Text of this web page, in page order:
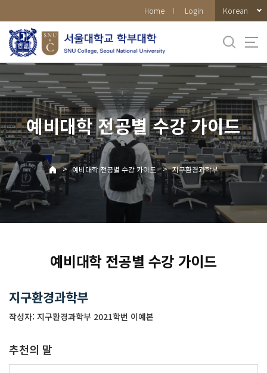
메뉴
Home Login Korean
예비대학 전공별 수강 가이드
> 예비대학 전공별 수강 가이드 > 지구환경과학부
예비대학 전공별 수강 가이드
지구환경과학부
작성자: 지구환경과학부 2021학번 이예본
추천의 말